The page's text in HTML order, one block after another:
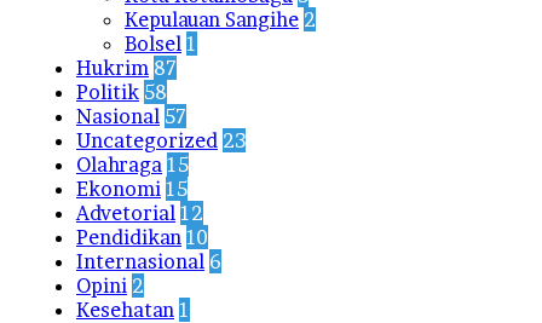
Kepulauan Sangihe 2
Bolsel 1
Hukrim 87
Politik 58
Nasional 57
Uncategorized 23
Olahraga 15
Ekonomi 15
Advetorial 12
Pendidikan 10
Internasional 6
Opini 2
Kesehatan 1